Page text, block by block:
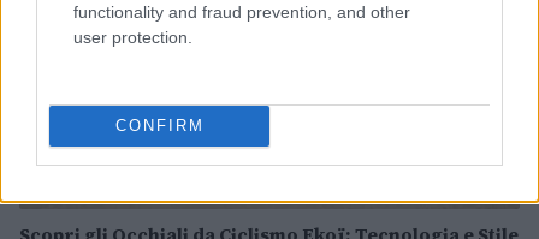
functionality and fraud prevention, and other
user protection.
CONFIRM